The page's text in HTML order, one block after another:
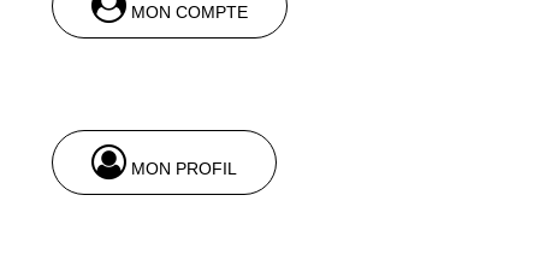
MON COMPTE
MON PROFIL